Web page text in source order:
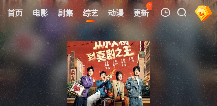
首页 电影 剧集 综艺 动漫 更新
121
热榜 APP
我的观影记录